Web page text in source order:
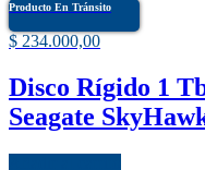
Producto En Tránsito
$ 234.000,00
Disco Rígido 1
Seagate